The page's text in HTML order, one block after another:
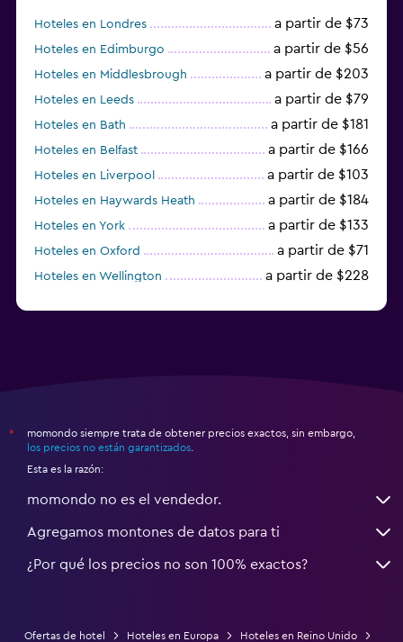
Hoteles en Londres a partir de $73
Hoteles en Edimburgo a partir de $56
Hoteles en Middlesbrough a partir de $203
Hoteles en Leeds a partir de $79
Hoteles en Bath a partir de $181
Hoteles en Belfast a partir de $166
Hoteles en Liverpool a partir de $103
Hoteles en Haywards Heath a partir de $184
Hoteles en York a partir de $133
Hoteles en Oxford a partir de $71
Hoteles en Wellington a partir de $228
*
momondo siempre trata de obtener precios exactos, sin embargo,
los precios no están garantizados
Esta es la razón:
momondo no es el vendedor.
Agregamos montones de datos para ti
¿Por qué los precios no son 100% exactos?
Ofertas de hotel Hoteles en Europa
Hoteles en Reino Unido